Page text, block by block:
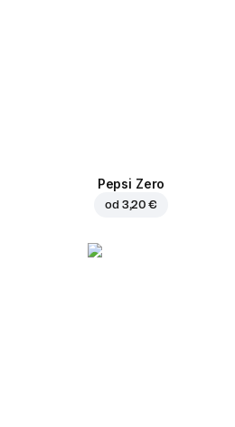
Pepsi Zero
od 3,20 €